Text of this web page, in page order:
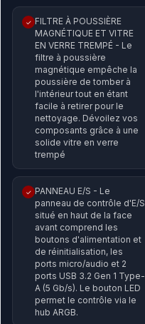
✓ FILTRE À POUSSIÈRE
MAGNÉTIQUE ET VITRE
EN VERRE TREMPÉ - Le
filtre à poussière
magnétique empêche la
poussière de tomber à
l'intérieur tout en étant
facile à retirer pour le
nettoyage. Dévoilez vos
composants grâce à une
solide vitre en verre
trempé
✓ PANNEAU E/S - Le
panneau de contrôle d'E/S
situé en haut de la face
avant comprend les
boutons d'alimentation et
de réinitialisation, les
ports micro/audio et 2
ports USB 3.2 Gen 1 Type-
A (5 Gb/s). Le bouton LED
permet le contrôle via le
hub ARGB.